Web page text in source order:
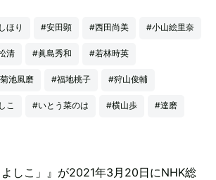
ほり #安田顕 #西田尚美 #小山絵里奈
清 #眞島秀和 #若林時英
池風磨 #福地桃子 #狩山俊輔
こ #いとう菜のは #横山歩 #達磨
よしこ」』が2021年3月20日にNHK総